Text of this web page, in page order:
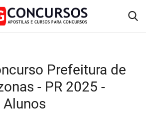
Prefeitura de
- PR 2025 -